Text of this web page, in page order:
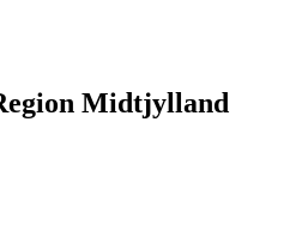
Midtjylland